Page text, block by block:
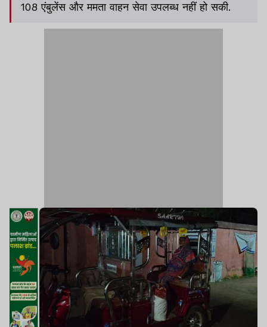
108 एंबुलेंस और ममता वाहन सेवा उपलब्ध नहीं हो सकी.